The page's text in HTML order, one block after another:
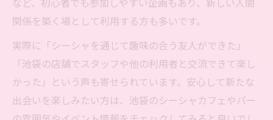
関係を築く場として利用する方も多いです。
実際に「シーシャを通じて趣味の合う友人ができた」
「池袋の店舗でスタッフや他の利用者と交流できて楽し
かった」という声も寄せられています。安心して新たな
出会いを楽しみたい方は、池袋のシーシャカフェやバー